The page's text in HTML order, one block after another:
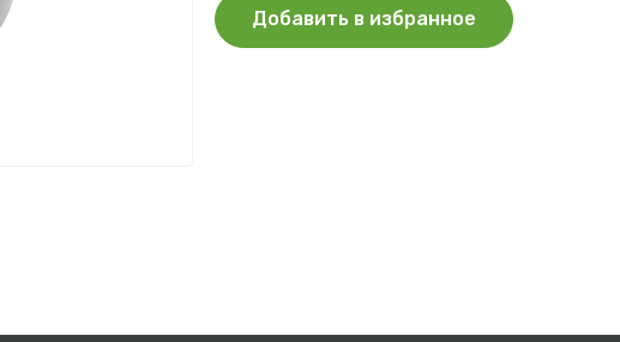
Добавить в избранное